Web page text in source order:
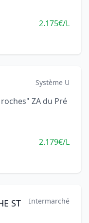
2.175€/L
Système U
ZA du Pré
2.179€/L
ST
Intermarché